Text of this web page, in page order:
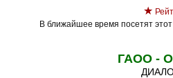
★
В ближайшее время посетят
ГАОО -